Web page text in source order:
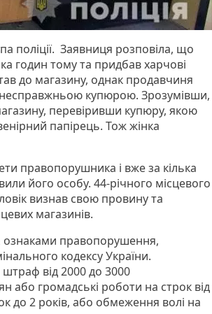
поліції. Заявниця розповіла, що
годин тому та придбав харчові
до магазину, однак продавчиня
несправжньою купюрою. Зрозумівши,
перевіривши купюру, якою
папірець. Тож жінка
правопорушника і вже за кілька
його особу. 44-річного місцевого
визнав свою провину та
магазинів.
ознаками правопорушення,
кодексу України.
від 2000 до 3000
або громадські роботи на строк від
до 2 років, або обмеження волі на